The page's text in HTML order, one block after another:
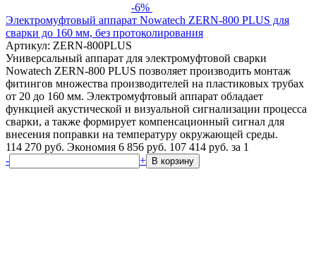
-6%
Электромуфтовый аппарат Nowatech ZERN-800 PLUS для
сварки до 160 мм, без протоколирования
Артикул: ZERN-800PLUS
Универсальный аппарат для электромуфтовой сварки
Nowatech ZERN-800 PLUS позволяет производить монтаж
фитингов множества производителей на пластиковых трубах
от 20 до 160 мм. Электромуфтовый аппарат обладает
функцией акустической и визуальной сигнализации процесса
сварки, а также формирует компенсационный сигнал для
внесения поправки на температуру окружающей среды.
114 270 руб. Экономия 6 856 руб. 107 414 руб. за 1
-
+ В корзину